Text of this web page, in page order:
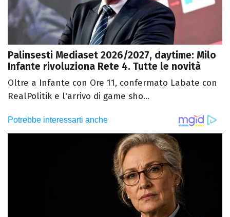
Palinsesti Mediaset 2026/2027, daytime: Milo
Infante rivoluziona Rete 4. Tutte le novità
Oltre a Infante con Ore 11, confermato Labate con
RealPolitik e l'arrivo di game sho...